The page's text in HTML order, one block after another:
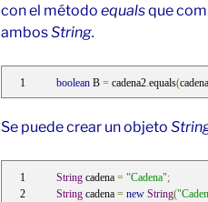
con el método equalsque
ambosString.
boolean B = cadena2 equals(
Se puede crear un objeto
String cadena = "Cadena";
String cadena = new String(